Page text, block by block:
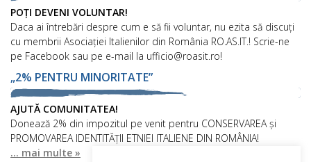
POȚI DEVENI VOLUNTAR!
Daca ai întrebări despre cum e să fii voluntar, nu ezita să discuți
cu membrii Asociației Italienilor din România RO.AS.IT.! Scrie-ne
pe Facebook sau pe e-mail la ufficio@roasit.ro!
„2% PENTRU MINORITATE”
AJUTĂ COMUNITATEA!
Donează 2% din impozitul pe venit pentru CONSERVAREA și
PROMOVAREA IDENTITĂȚII ETNIEI ITALIENE DIN ROMÂNIA!
... mai multe »